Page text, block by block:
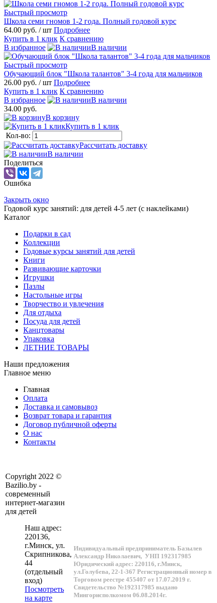
Быстрый просмотр
Школа семи гномов 1-2 года. Полный годовой курс
64.00 руб. / шт Подробнее
Купить в 1 клик К сравнению
В избранное
В наличии
Быстрый просмотр
Обучающий блок "Школа талантов" 3-4 года для мальчиков
26.00 руб. / шт Подробнее
Купить в 1 клик К сравнению
В избранное
В наличии
34.00 руб.
В корзину
Купить в 1 клик
Кол-во:
Рассчитать доставку
В наличии
Поделиться
Ошибка
Закрыть окно
Годовой курс занятий: для детей 4-5 лет (с наклейками)
Каталог
Подарки в сад
Коллекции
Годовые курсы занятий для детей
Книги
Развивающие карточки
Игрушки
Пазлы
Настольные игры
Творчество и увлечения
Для отдыха
Посуда для детей
Канцтовары
Упаковка
ЛЕТНИЕ ТОВАРЫ
Наши предложения
Главное меню
Главная
Оплата
Доставка и самовывоз
Возврат товара и гарантия
Договор публичной оферты
О нас
Контакты
Copyright 2022 ©
Bazilio.by -
современный
интернет-магазин
для детей
Наш адрес:
220136,
г.Минск, ул.
Скрипникова,
44
(отдельный
вход)
Посмотреть
на карте
Индивидуальный предприниматель Базылев
Александр Николаевич, УНП 192317985
Юридический адрес: 220116, г.Минск,
ул.Голубева, 22-1-367 Регистрационный номер в
Торговом реестре 455407 от 17.07.2019 г.
Свидетельство №192317985 выдано
Мингорисполкомом 06.08.2014г.